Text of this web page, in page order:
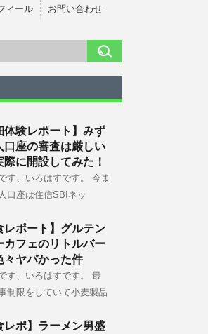
ィール お問い合わせ
体験レポート】みず
口座の審査は厳しい
際に開設してみた！
す、いろはすです。 今ま
口座は住信SBIネッ
レポート】グルテン
カフェのリトルバー
々ヤバかった件
す、いろはすです。 最
制限をしていて小麦製品
レポ】ラーメン男盛